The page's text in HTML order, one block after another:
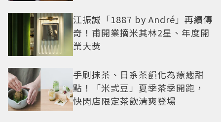
江振誠「1887 by André」再續傳
奇！甫開業摘米其林2星、年度開
業大獎
手刷抹茶、日系茶韻化為療癒甜
點！「米弎豆」夏季茶季開跑，
快閃店限定茶飲清爽登場